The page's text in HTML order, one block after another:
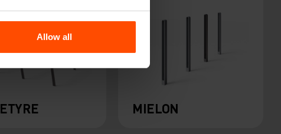
Allow all
MIELON